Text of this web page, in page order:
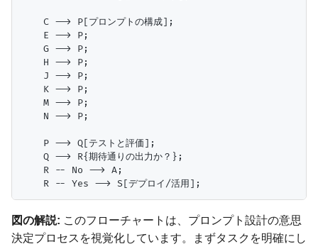
    C --> P[プロンプトの構成];
    E --> P;
    G --> P;
    H --> P;
    J --> P;
    K --> P;
    M --> P;
    N --> P;
    P --> Q[テストと評価];
    Q --> R{期待通りの出力か？};
    R -- No --> A;
図の解説: このフローチャートは、プロンプト設計の意思
決定プロセスを視覚化しています。まずタスクを明確にし